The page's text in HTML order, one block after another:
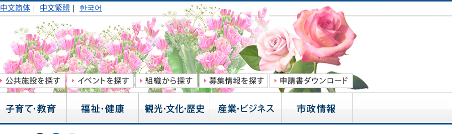
中文简体 ｜ 中文繁體 ｜ 한국어